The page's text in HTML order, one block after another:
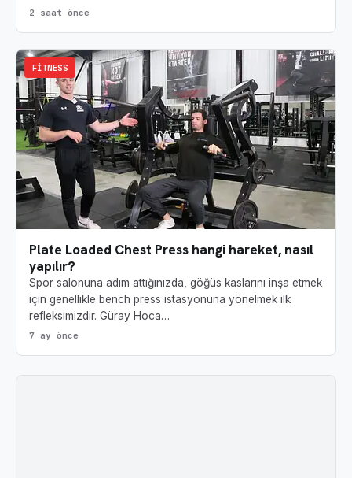
2 saat önce
FITNESS
Plate Loaded Chest Press hangi hareket, nasıl
yapılır?
Spor salonuna adım attığınızda, göğüs kaslarını inşa etmek
için genellikle bench press istasyonuna yönelmek ilk
refleksimizdir. Güray Hoca…
7 ay önce